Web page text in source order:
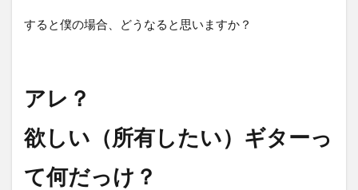
すると僕の場合、どうなると思いますか？
アレ？
欲しい（所有したい）ギターっ
て何だっけ？